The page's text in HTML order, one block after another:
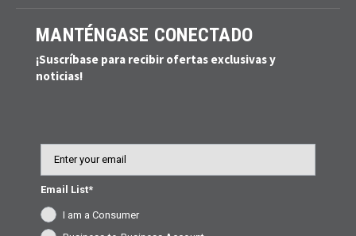
MANTÉNGASE CONECTADO
¡Suscríbase para recibir ofertas exclusivas y
noticias!
Email List*
I am a Consumer